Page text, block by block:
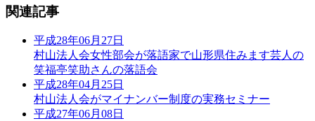
関連記事
平成28年06月27日
村山法人会女性部会が落語家で山形県住みます芸人の
笑福亭笑助さんの落語会
平成28年04月25日
村山法人会がマイナンバー制度の実務セミナー
平成27年06月08日